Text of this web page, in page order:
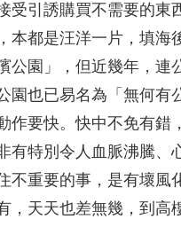
受引誘購買不需要的東
本都是汪洋一片，填海
公園」，但近幾年，連
也已易名為「無何有
作要快。快中不免有錯
有特別令人血脈沸騰、
不重要的事，是有壞風
，天天也差無幾，到高